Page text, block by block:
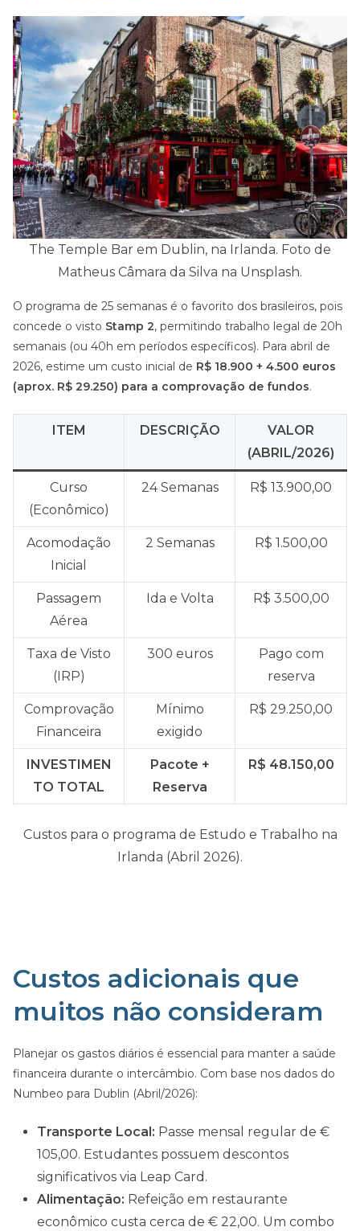
The Temple Bar em Dublin, na Irlanda. Foto de
Matheus Câmara da Silva na Unsplash.
O programa de 25 semanas é o favorito dos brasileiros, pois
concede o visto Stamp 2, permitindo trabalho legal de 20h
semanais (ou 40h em períodos específicos). Para abril de
2026, estime um custo inicial de R$ 18.900 + 4.500 euros
(aprox. R$ 29.250) para a comprovação de fundos.
ITEM DESCRIÇÃO
VALOR
(ABRIL/2026)
Curso
(Econômico)
24 Semanas R$ 13.900,00
Acomodação
Inicial
2 Semanas R$ 1.500,00
Passagem
Aérea
Ida e Volta R$ 3.500,00
Taxa de Visto
(IRP)
300 euros
Pago com
reserva
Comprovação
Financeira
Mínimo
exigido
R$ 29.250,00
INVESTIMEN
TO TOTAL
Pacote +
Reserva
R$ 48.150,00
Custos para o programa de Estudo e Trabalho na
Irlanda (Abril 2026).
Custos adicionais que
muitos não consideram
Planejar os gastos diários é essencial para manter a saúde
financeira durante o intercâmbio. Com base nos dados do
Numbeo para Dublin (Abril/2026):
Transporte Local: Passe mensal regular de €
105,00. Estudantes possuem descontos
significativos via Leap Card.
Alimentação: Refeição em restaurante
econômico custa cerca de € 22,00. Um combo